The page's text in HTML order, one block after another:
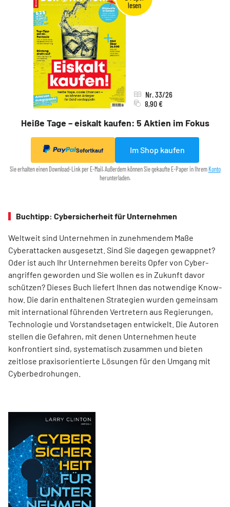
Heiße Tage – eiskalt kaufen: 5 Aktien im Fokus
Nr. 33/26
8,90 €
Sofortkauf Im Shop kaufen
Sie erhalten einen Download-Link per E-Mail. Außerdem können Sie gekaufte E-Paper in Ihrem Konto
herunterladen.
Buchtipp: Cybersicherheit für Unternehmen
Weltweit sind Unternehmen in zunehmendem Maße
Cyberattacken ausgesetzt. Sind Sie dagegen gewappnet?
Oder ist auch Ihr Unternehmen bereits Opfer von Cyber-
angriffen geworden und Sie wollen es in Zukunft davor
schützen? Dieses Buch liefert Ihnen das notwendige Know-
how. Die darin enthaltenen Strategien wurden gemeinsam
mit international führenden Vertretern aus Regierungen,
Technologie und Vorstandsetagen entwickelt. Die Autoren
stellen die Gefahren, mit denen Unternehmen heute
konfrontiert sind, systematisch zusammen und bieten
zeitlose praxisorientierte Lösungen für den Umgang mit
Cyberbedrohungen.